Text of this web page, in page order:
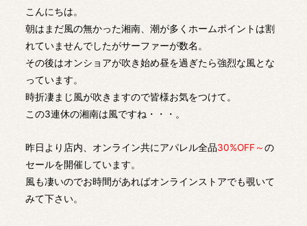
こんにちは。
朝はまだ風の無かった湘南、潮が多くホームポイントは割
れていませんでしたがサーファーが数名。
その後はオンショアが吹き始め昼を過ぎたら強烈な風とな
っています。
時折凄まじ風が吹きますので皆様お気をつけて。
この3連休の湘南は風ですね・・・。
昨日より店内、オンライン共にアパレル全品30%OFF～の
セールを開催しています。
風も凄いのでお時間があればオンラインストアでも覗いて
みて下さい。